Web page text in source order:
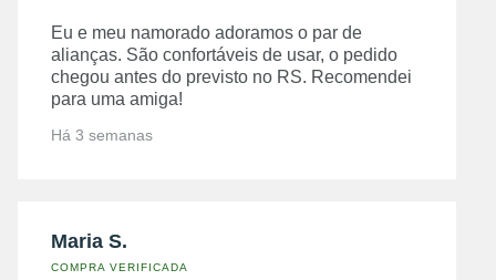
Eu e meu namorado adoramos o par de
alianças. São confortáveis de usar, o pedido
chegou antes do previsto no RS. Recomendei
para uma amiga!
Há 3 semanas
Maria S.
COMPRA VERIFICADA